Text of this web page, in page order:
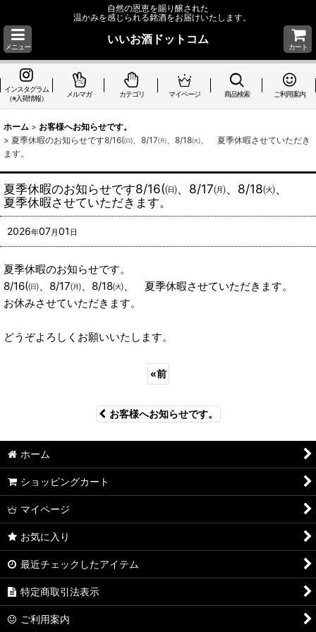
自然の恩恵を賜り醸された
温かみを感じられる銘酒をお届けいたします。
メニュー
いいお酒ドットコム
カート
インスタグラム
（※入荷情報）
メルマガ カテゴリ マイページ 商品検索 ご利用案内
ホーム > お客様へお知らせです。
> 夏季休暇のお知らせです8/16(㈰、8/17㈪、8/18㈫、 夏季休暇させていただき
ます。
夏季休暇のお知らせです8/16(㈰、8/17㈪、8/18㈫、
夏季休暇させていただきます。
2026年07月01 日
夏季休暇のお知らせです。
8/16(㈰、8/17㈪、8/18㈫、 夏季休暇させていただきます。
お休みさせていただきます。
どうぞよろしくお願いいたします。
«前
お客様へお知らせです。
ホーム
ショッピングカート
マイページ
お気に入り
最近チェックしたアイテム
特定商取引法表示
ご利用案内